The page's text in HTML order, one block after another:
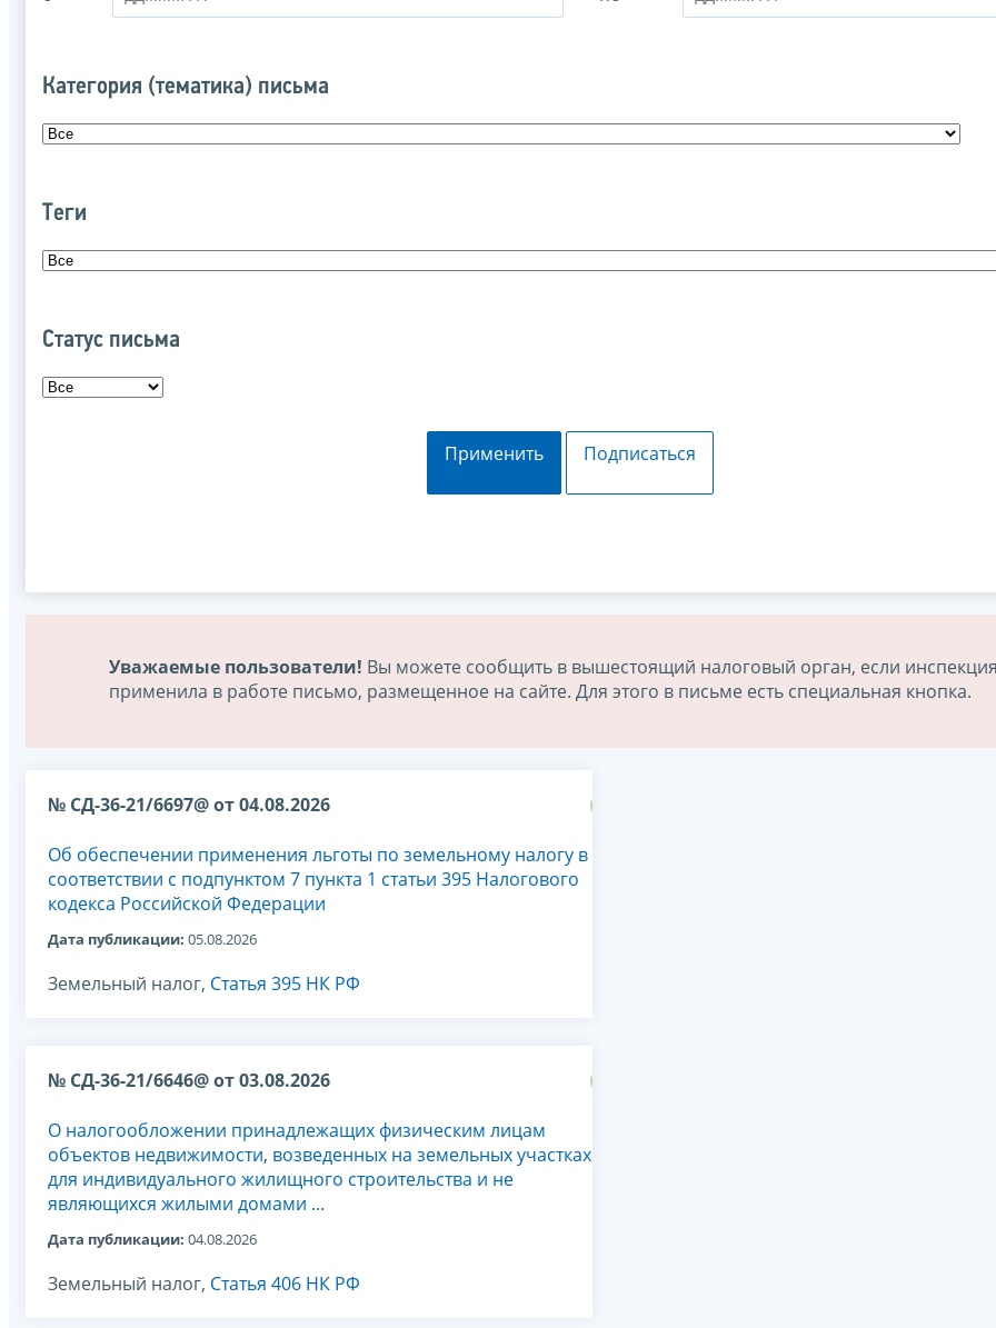
Категория (тематика) письма
Теги
Статус письма
Применить Подписаться
Уважаемые пользователи! Вы можете сообщить в вышестоящий налоговый орган, если
применила в работе письмо, размещенное на сайте. Для этого в письме есть специальная кнопка.
№ СД-36-21/6697@ от 04.08.2026
Об обеспечении применения льготы по земельному налогу в
соответствии с подпунктом 7 пункта 1 статьи 395 Налогового
кодекса Российской Федерации
Дата публикации: 05.08.2026
Земельный налог, Статья 395 НК РФ
№ СД-36-21/6646@ от 03.08.2026
О налогообложении принадлежащих физическим лицам
объектов недвижимости, возведенных на земельных участках
для индивидуального жилищного строительства и не
являющихся жилыми домами ...
Дата публикации: 04.08.2026
Земельный налог, Статья 406 НК РФ